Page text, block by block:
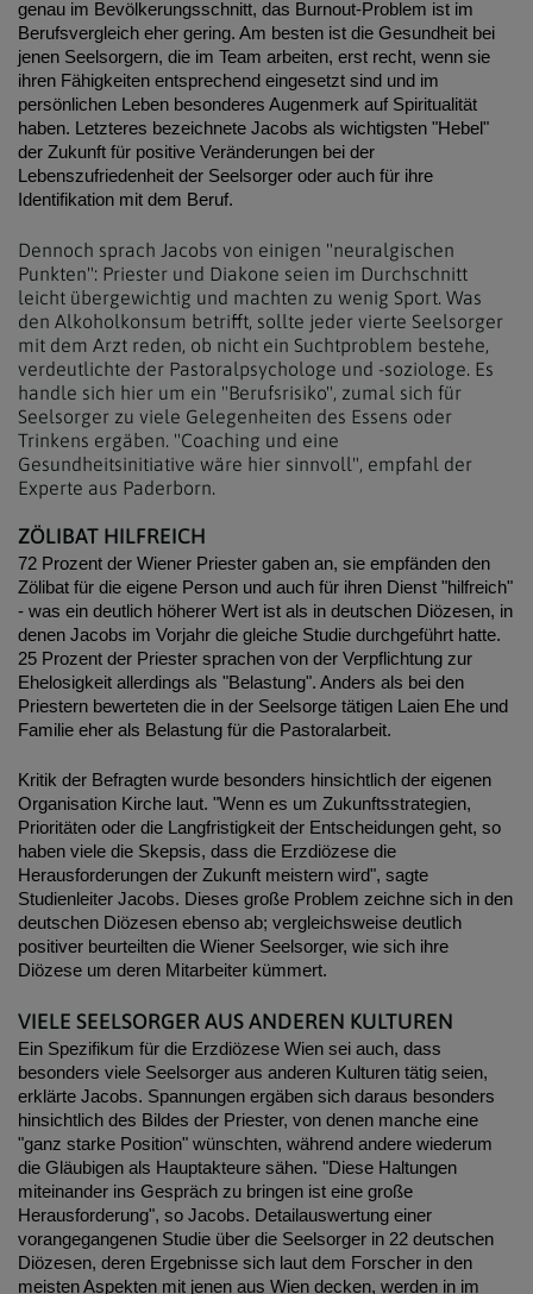
genau im Bevölkerungsschnitt, das Burnout-Problem ist im
Berufsvergleich eher gering. Am besten ist die Gesundheit bei
jenen Seelsorgern, die im Team arbeiten, erst recht, wenn sie
ihren Fähigkeiten entsprechend eingesetzt sind und im
persönlichen Leben besonderes Augenmerk auf Spiritualität
haben. Letzteres bezeichnete Jacobs als wichtigsten "Hebel"
der Zukunft für positive Veränderungen bei der
Lebenszufriedenheit der Seelsorger oder auch für ihre
Identifikation mit dem Beruf.
Dennoch sprach Jacobs von einigen "neuralgischen
Punkten": Priester und Diakone seien im Durchschnitt
leicht übergewichtig und machten zu wenig Sport. Was
den Alkoholkonsum betrifft, sollte jeder vierte Seelsorger
mit dem Arzt reden, ob nicht ein Suchtproblem bestehe,
verdeutlichte der Pastoralpsychologe und -soziologe. Es
handle sich hier um ein "Berufsrisiko", zumal sich für
Seelsorger zu viele Gelegenheiten des Essens oder
Trinkens ergäben. "Coaching und eine
Gesundheitsinitiative wäre hier sinnvoll", empfahl der
Experte aus Paderborn.
ZÖLIBAT HILFREICH
72 Prozent der Wiener Priester gaben an, sie empfänden den
Zölibat für die eigene Person und auch für ihren Dienst "hilfreich"
- was ein deutlich höherer Wert ist als in deutschen Diözesen, in
denen Jacobs im Vorjahr die gleiche Studie durchgeführt hatte.
25 Prozent der Priester sprachen von der Verpflichtung zur
Ehelosigkeit allerdings als "Belastung". Anders als bei den
Priestern bewerteten die in der Seelsorge tätigen Laien Ehe und
Familie eher als Belastung für die Pastoralarbeit.
Kritik der Befragten wurde besonders hinsichtlich der eigenen
Organisation Kirche laut. "Wenn es um Zukunftsstrategien,
Prioritäten oder die Langfristigkeit der Entscheidungen geht, so
haben viele die Skepsis, dass die Erzdiözese die
Herausforderungen der Zukunft meistern wird", sagte
Studienleiter Jacobs. Dieses große Problem zeichne sich in den
deutschen Diözesen ebenso ab; vergleichsweise deutlich
positiver beurteilten die Wiener Seelsorger, wie sich ihre
Diözese um deren Mitarbeiter kümmert.
VIELE SEELSORGER AUS ANDEREN KULTUREN
Ein Spezifikum für die Erzdiözese Wien sei auch, dass
besonders viele Seelsorger aus anderen Kulturen tätig seien,
erklärte Jacobs. Spannungen ergäben sich daraus besonders
hinsichtlich des Bildes der Priester, von denen manche eine
"ganz starke Position" wünschten, während andere wiederum
die Gläubigen als Hauptakteure sähen. "Diese Haltungen
miteinander ins Gespräch zu bringen ist eine große
Herausforderung", so Jacobs. Detailauswertung einer
vorangegangenen Studie über die Seelsorger in 22 deutschen
Diözesen, deren Ergebnisse sich laut dem Forscher in den
meisten Aspekten mit jenen aus Wien decken, werden in im